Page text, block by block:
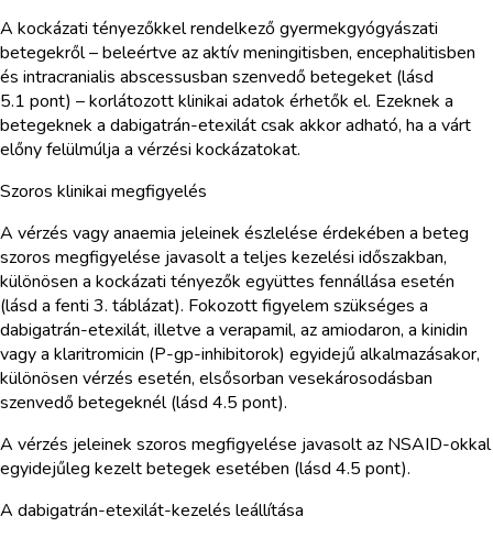
A kockázati tényezőkkel rendelkező gyermekgyógyászati
betegekről – beleértve az aktív meningitisben, encephalitisben
és intracranialis abscessusban szenvedő betegeket (lásd
5.1 pont) – korlátozott klinikai adatok érhetők el. Ezeknek a
betegeknek a dabigatrán-etexilát csak akkor adható, ha a várt
előny felülmúlja a vérzési kockázatokat.
Szoros klinikai megfigyelés
A vérzés vagy anaemia jeleinek észlelése érdekében a beteg
szoros megfigyelése javasolt a teljes kezelési időszakban,
különösen a kockázati tényezők együttes fennállása esetén
(lásd a fenti 3. táblázat). Fokozott figyelem szükséges a
dabigatrán-etexilát, illetve a verapamil, az amiodaron, a kinidin
vagy a klaritromicin (P-gp-inhibitorok) egyidejű alkalmazásakor,
különösen vérzés esetén, elsősorban vesekárosodásban
szenvedő betegeknél (lásd 4.5 pont).
A vérzés jeleinek szoros megfigyelése javasolt az NSAID-okkal
egyidejűleg kezelt betegek esetében (lásd 4.5 pont).
A dabigatrán-etexilát-kezelés leállítása